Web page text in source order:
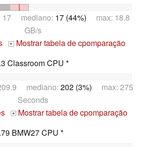
17 mediano: 17 (44%) max: 18.8
GB/s
+ Mostrar tabela de cpomparação
Classroom CPU *
mediano: 202 (3%) max: 275
Seconds
+
Mostrar tabela de cpomparação
BMW27 CPU *